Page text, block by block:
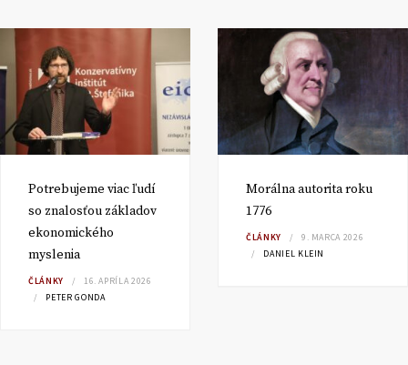
Potrebujeme viac ľudí
so znalosťou základov
ekonomického
myslenia
ČLÁNKY
16. APRÍLA 2026
PETER GONDA
Morálna autorita roku
1776
ČLÁNKY
9. MARCA 2026
DANIEL KLEIN